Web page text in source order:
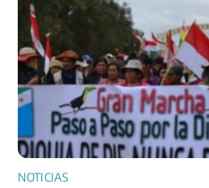
NOTICIAS